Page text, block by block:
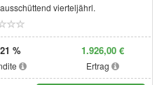
vierteljährl.
% 1.926,00 €
Ertrag